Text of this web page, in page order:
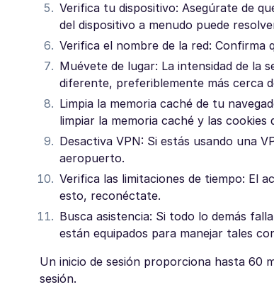
Verifica tu dispositivo: Asegúrate de
del dispositivo a menudo puede
Verifica el nombre de la red:
Muévete de lugar: La intensidad de la
diferente, preferiblemente más cerca
Limpia la memoria caché de tu
limpiar la memoria caché y las
Desactiva VPN: Si estás usando una
aeropuerto.
Verifica las limitaciones de tiempo: El
esto, reconéctate.
Busca asistencia: Si todo lo demás
están equipados para manejar tales
Un inicio de sesión proporciona hasta 60
sesión.